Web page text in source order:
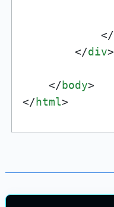
</
</div>
</body>
</html>